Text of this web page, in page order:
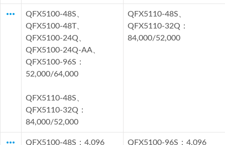
more_horiz
QFX5100-48S、
QFX5100-48T、
QFX5100-24Q、
QFX5100-24Q-AA、
QFX5100-96S：
52,000/64,000
QFX5110-48S、
QFX5110-32Q：
84,000/52,000
QFX5110-48S、
QFX5110-32Q：
84,000/52,000
more_horiz
QFX5100-48S：4,096
QFX5100-96S：4,096